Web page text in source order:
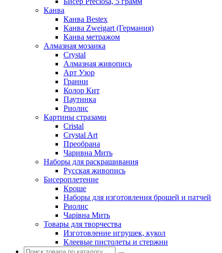
Канва
Канва Bestex
Канва Zweigart (Германия)
Канва метражом
Алмазная мозаика
Crystal
Алмазная живопись
Арт Узор
Гранни
Колор Кит
Паутинка
Риолис
Картины стразами
Cristal
Crystal Art
Преобрана
Чаривна Мить
Наборы для раскрашивания
Русская живопись
Бисероплетение
Кроше
Наборы для изготовления брошей и патчей
Риолис
Чарiвна Мить
Товары для творчества
Изготовление игрушек, кукол
Клеевые пистолеты и стержни